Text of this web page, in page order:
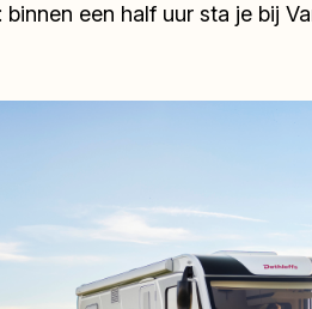
een half uur sta je bij